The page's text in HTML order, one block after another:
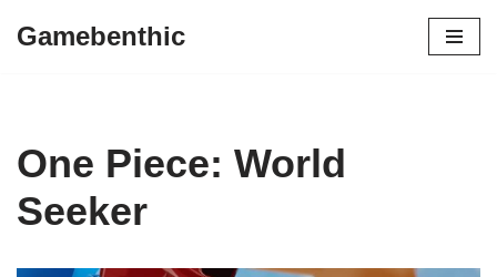
Gamebenthic
One Piece: World
Seeker